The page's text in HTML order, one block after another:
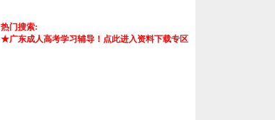
热门搜索:
★广东成人高考学习辅导！点此进入资料下载专区